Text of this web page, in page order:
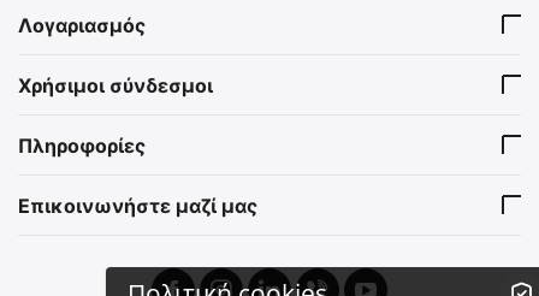
ΓΑΝΤΙΑ MECHANIX, Fastfit,
black
Άμεσα διαθέσιμο
εργάσιμες
ΓΑΝΤΙΑ MECHANIX, Fastfit,
Λογαριασμός
Χρήσιμοι σύνδεσμοι
Πληροφορίες
Επικοινωνήστε μαζί μας